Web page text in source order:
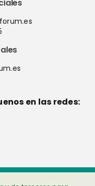
en las redes:
derechos reservados